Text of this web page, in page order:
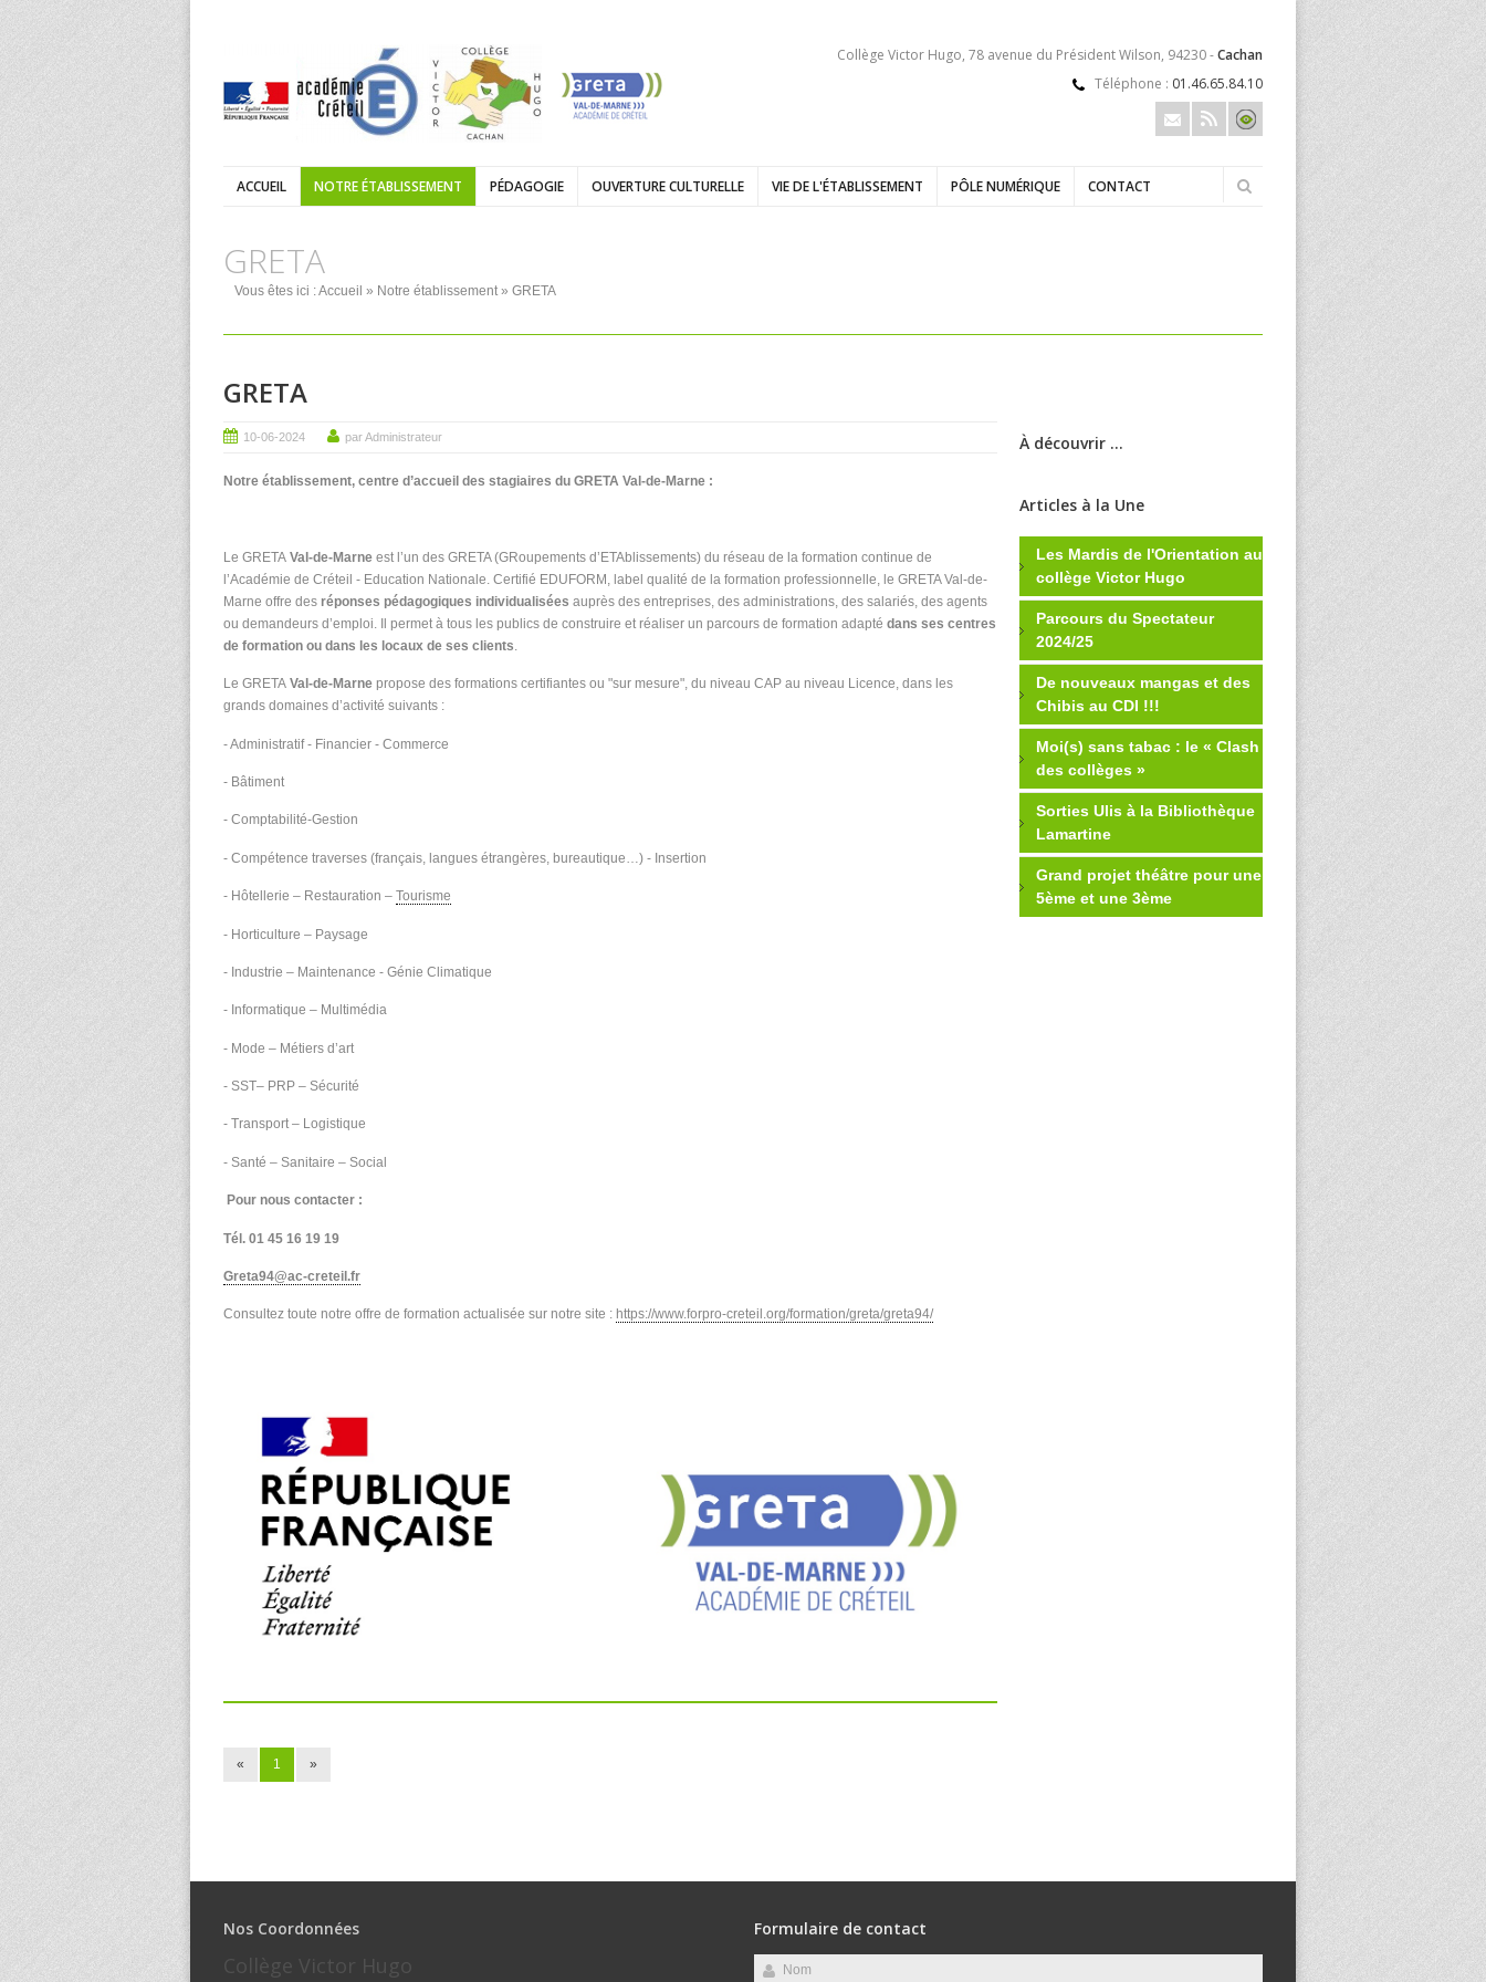
Collège Victor Hugo, 78 avenue du Président Wilson, 94230 -Cachan
Téléphone : 01.46.65.84.10
ACCUEIL NOTRE ÉTABLISSEMENT PÉDAGOGIE OUVERTURE CULTURELLE VIE DE L'ÉTABLISSEMENT PÔLE NUMÉRIQUE CONTACT
GRETA
Vous êtes ici :Accueil » Notre établissement» GRETA
GRETA
10-06-2024 par Administrateur
Notre établissement, centre d’accueil des stagiaires du GRETA Val-de-Marne :
Le GRETA Val-de-Marne est l’un des GRETA (GRoupements d’ETAblissements) du réseau de la formation continue de
l’Académie de Créteil - Education Nationale. Certifié EDUFORM, label qualité de la formation professionnelle, le GRETA Val-de-
Marne offre des réponses pédagogiques individualisées auprès des entreprises, des administrations, des salariés, des agents
ou demandeurs d’emploi. Il permet à tous les publics de construire et réaliser un parcours de formation adapté dans ses centres
de formation ou dans les locaux de ses clients
Le GRETA Val-de-Marne propose des formations certifiantes ou "sur mesure", du niveau CAP au niveau Licence, dans les
grands domaines d’activité suivants :
- Administratif - Financier - Commerce
- Bâtiment
- Comptabilité-Gestion
- Compétence traverses (français, langues étrangères, bureautique…) - Insertion
- Hôtellerie – Restauration – Tourisme
- Horticulture – Paysage
- Industrie – Maintenance - Génie Climatique
- Informatique – Multimédia
- Mode – Métiers d’art
- SST– PRP – Sécurité
- Transport – Logistique
- Santé – Sanitaire – Social
Pour nous contacter :
Tél. 01 45 16 19 19
Greta94@ac-creteil.fr
Consultez toute notre offre de formation actualisée sur notre site : https://www.forpro-creteil.org/formation/greta/greta94/
« 1 »
À découvrir ...
Articles à la Une
Les Mardis de l'Orientation au
collège Victor Hugo
Parcours du Spectateur
2024/25
De nouveaux mangas et des
Chibis au CDI !!!
Moi(s) sans tabac : le « Clash
des collèges »
Sorties Ulis à la Bibliothèque
Lamartine
Grand projet théâtre pour une
5ème et une 3ème
Nos Coordonnées
Collège Victor Hugo
Formulaire de contact